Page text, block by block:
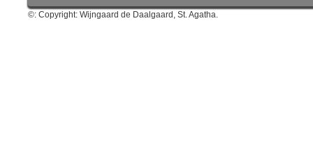
©: Copyright: Wijngaard de Daalgaard, St. Agatha.